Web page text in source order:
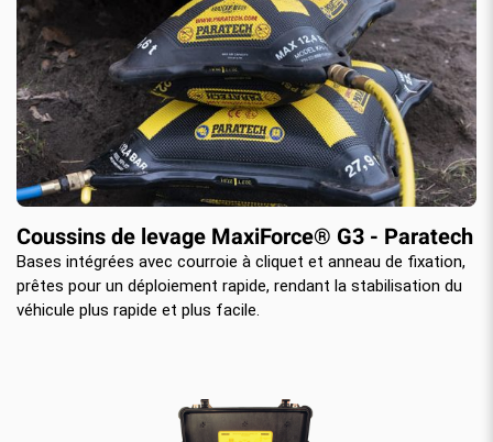
Coussins de levage MaxiForce® G3 - Paratech
Bases intégrées avec courroie à cliquet et anneau de fixation,
prêtes pour un déploiement rapide, rendant la stabilisation du
véhicule plus rapide et plus facile.